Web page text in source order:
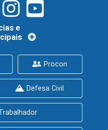
e
Procon
Defesa Civil